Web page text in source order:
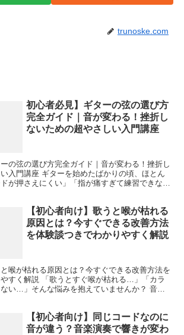
trunoske.com
初心者必見】ギターの弦の選び方
完全ガイド｜音が変わる！挫折し
ないための超やさしい入門講座
ーの弦の選び方完全ガイド｜音が変わる！挫折し
入門講座 ギターを始めたばかりの頃、ほとん
が押さえにくい」「指が痛すぎて練習できな
【初心者向け】歌うと喉が枯れる
原因とは？今すぐできる改善方法
を体験談つきでわかりやすく解説
と喉が枯れる原因とは？今すぐできる改善方法を
すく解説 「歌うとすぐ喉が枯れる…」「カラ
い…」そんな悩みを抱えていませんか？ 音楽
【初心者向け】同じコードなのに
音が違う？音楽演奏で響きが変わ